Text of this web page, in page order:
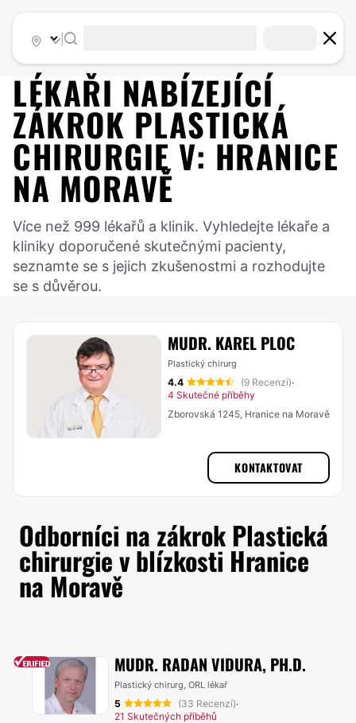
LÉKAŘI NABÍZEJÍCÍ
ZÁKROK PLASTICKÁ
CHIRURGIEV: HRANICE
NA MORAVĚ
Více než 999 lékařů a klinik. Vyhledejte lékaře a
kliniky doporučené skutečnými pacienty,
seznamte se s jejich zkušenostmi a rozhodujte
se s důvěrou.
MUDR. KAREL PLOC
Plastický chirurg
4.4 (9 Recenzí)·
4 Skutečné příběhy
Zborovská 1245, Hranice na Moravě
KONTAKTOVAT
Odborníci na zákrok Plastická
chirurgie v blízkosti Hranice
na Moravě
MUDR. RADAN VIDURA, PH.D.
Plastický chirurg, ORL lékař
5 (33 Recenzí)·
21 Skutečných příběhů